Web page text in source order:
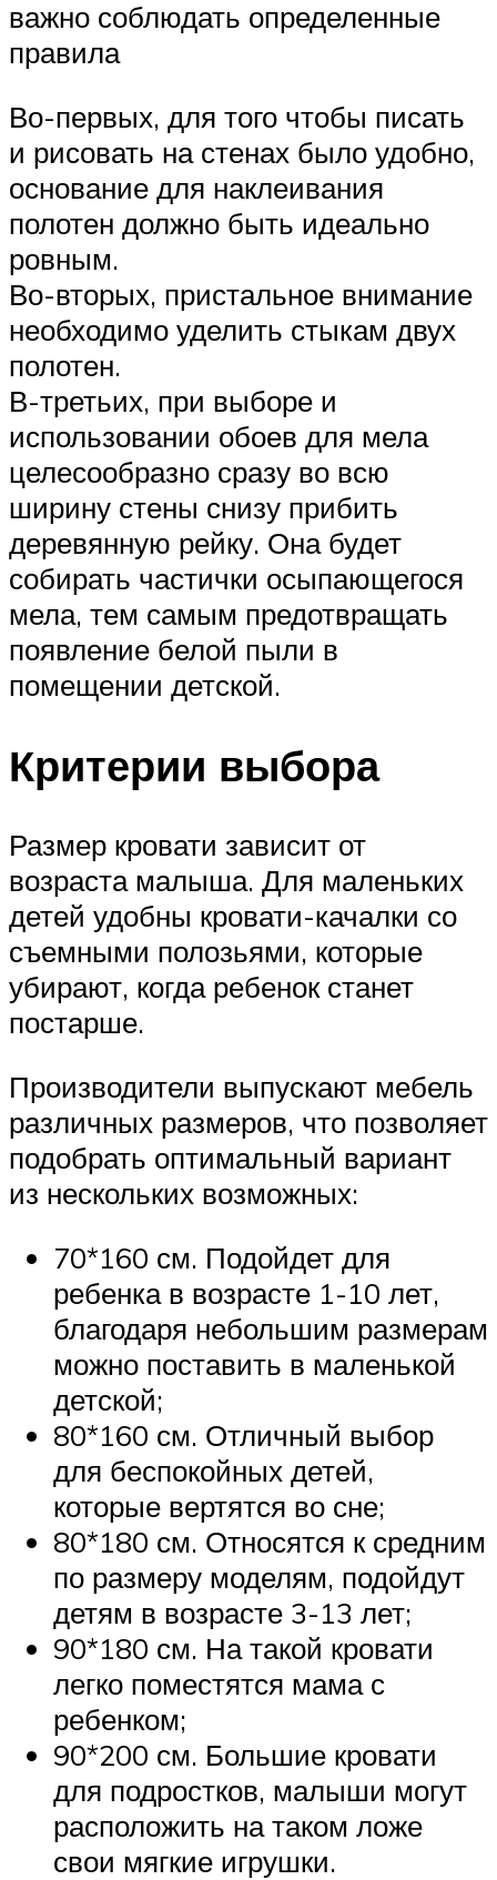
важно соблюдать определенные
правила
Во-первых, для того чтобы писать
и рисовать на стенах было удобно,
основание для наклеивания
полотен должно быть идеально
ровным.
Во-вторых, пристальное внимание
необходимо уделить стыкам двух
полотен.
В-третьих, при выборе и
использовании обоев для мела
целесообразно сразу во всю
ширину стены снизу прибить
деревянную рейку. Она будет
собирать частички осыпающегося
мела, тем самым предотвращать
появление белой пыли в
помещении детской.
Критерии выбора
Размер кровати зависит от
возраста малыша. Для маленьких
детей удобны кровати-качалки со
съемными полозьями, которые
убирают, когда ребенок станет
постарше.
Производители выпускают мебель
различных размеров, что позволяет
подобрать оптимальный вариант
из нескольких возможных:
70*160 см. Подойдет для
ребенка в возрасте 1-10 лет,
благодаря небольшим размерам
можно поставить в маленькой
детской;
80*160 см. Отличный выбор
для беспокойных детей,
которые вертятся во сне;
80*180 см. Относятся к средним
по размеру моделям, подойдут
детям в возрасте 3-13 лет;
90*180 см. На такой кровати
легко поместятся мама с
ребенком;
90*200 см. Большие кровати
для подростков, малыши могут
расположить на таком ложе
свои мягкие игрушки.